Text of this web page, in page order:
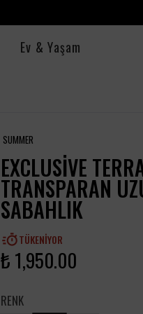
Ev & Yaşam
SUMMER
EXCLUSIVE
TRANSPARAN
SABAHLIK
TÜKENIYOR
₺ 1,950.00
RENK